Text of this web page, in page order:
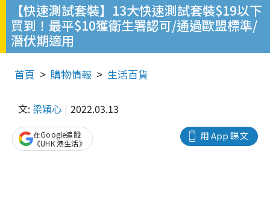
【快速測試套裝】13大快速測試套裝$19以下
買到！最平$10獲衛生署認可/通過歐盟標準/
潛伏期適用
首頁 購物情報 生活百貨
文: 梁穎心 2022.03.13
用 App 睇文
在Google追蹤
《UHK 港生活》